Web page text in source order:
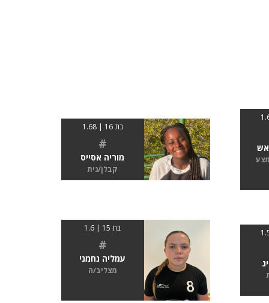
בת 16 | 1.68
#
מוריה אסייס
קבלן/נית
בת 15 | 1.6
#
עמליה נחמני
מצליב/ה